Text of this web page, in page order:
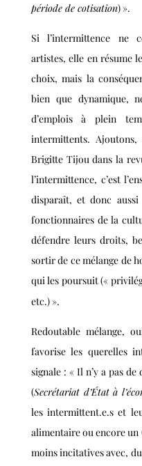
période de cotisation) ».
Si l’intermittence ne
artistes, elle en résume
choix, mais la
bien que dynamique,
d’emplois à plein
intermittents.
Brigitte Tijou dans la
l’intermittence, c’est
disparaît, et donc
fonctionnaires de la
défendre leurs droits,
sortir de ce mélange de
qui les poursuit («
etc.) ».
Redoutable mélange,
favorise les querelles
signale : « Il n’y a pas
(Secrétariat d’État à
les intermittent.e.s et
alimentaire ou encore un
moins incitatives avec,